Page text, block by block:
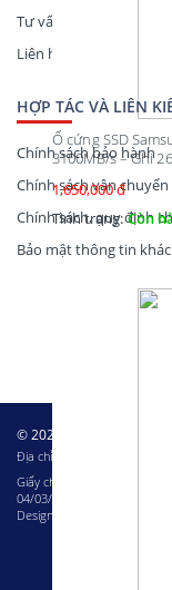
Ổ cứng SSD
3100MB/s – Ghi
1,650,000 đ
Tình trạng: Còn
Tư vấn mua hàng
Liên hệ
HỢP TÁC VÀ LIÊN
Chính sách bảo hành
Chính sách vận chuyển
Chính sách, quy định
Bảo mật thông tin
© 2023 – Bản quyền của
Địa chỉ: 80A Nguyễn Thị
Giấy chứng nhận ĐKKD:
04/03/2014
Design & Development by